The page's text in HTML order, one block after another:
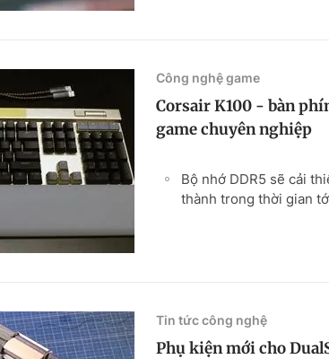
Công nghệ game
Corsair K100 - bàn
game chuyên nghiệp
Bộ nhớ DDR5 sẽ cải
thành trong thời gian
Tin tức công nghệ
Phụ kiện mới cho